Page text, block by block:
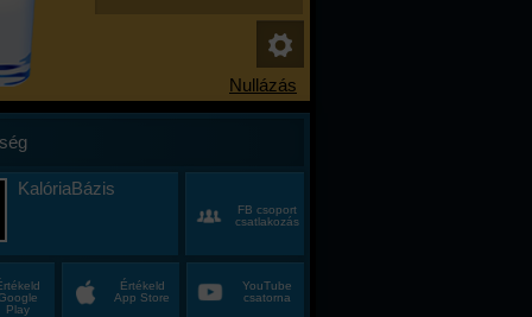
KalóriaBázis
FB csoport
csatlakozás
Play
Értékeld
App Store
YouTube
csatorna